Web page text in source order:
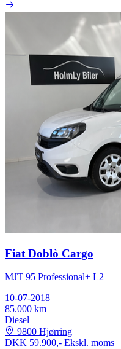
Fiat Doblò Cargo
MJT 95 Professional+ L2
10-07-2018
85.000 km
Diesel
9800 Hjørring
DKK 59.900,- Ekskl. moms